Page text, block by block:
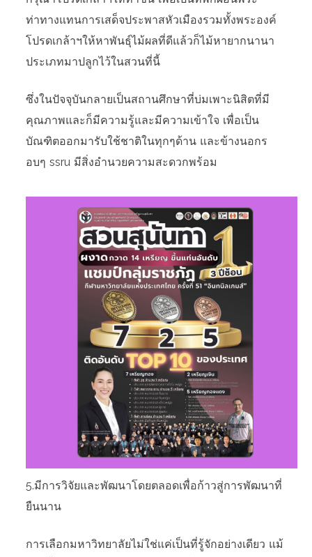
ท่าทางแทนการเสด็จประพาสหัวเมืองรวมทั้งพระองค์
โปรดเกล้าฯให้หาพันธุ์ไม้ผลที่ดีแล้วก็ไม้หายากนานา
ประเภทมาปลูกไว้ในสวนที่นี้
ซึ่งในปัจจุบันกลายเป็นสถานศึกษาที่บ่มเพาะนิสิตที่มี
คุณภาพและก็มีความรู้และมีความเข้าใจ เพื่อเป็น
บัณฑิตออกมารับใช้ชาติในทุกๆด้าน และข้างนอกร
อบๆ ssru มีสิ่งอำนวยความสะดวกพร้อม
5.มีการวิจัยและพัฒนาโดยตลอดเพื่อก้าวสู่การพัฒนาที่
ยืนนาน
การเลือกมหาวิทยาลัยไม่ใช่แค่เป็นที่รู้จักอย่างเดียว แม้